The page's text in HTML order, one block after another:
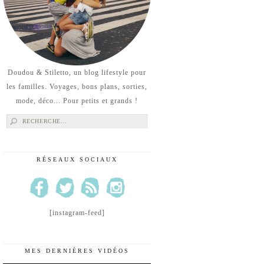
Doudou & Stiletto, un blog lifestyle pour
les familles. Voyages, bons plans, sorties,
mode, déco... Pour petits et grands !
Rechercher :
RÉSEAUX SOCIAUX
[instagram-feed]
MES DERNIÈRES VIDÉOS